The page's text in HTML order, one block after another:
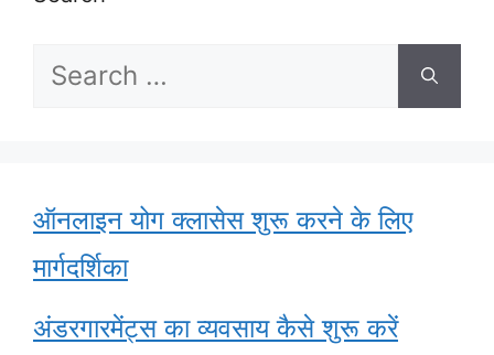
Search
ऑनलाइन योग क्लासेस शुरू करने के लिए
मार्गदर्शिका
अंडरगारमेंट्स का व्यवसाय कैसे शुरू करें